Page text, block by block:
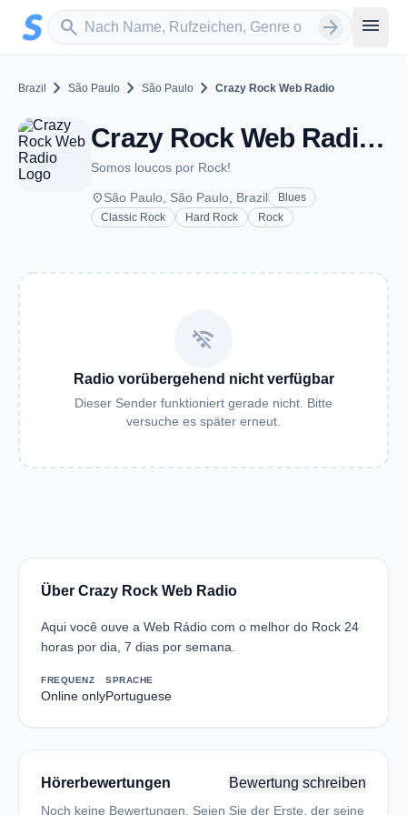
Zum Hauptinhalt springen
search
Sender suchen arrow_forward menu
Brazil chevron_right São Paulo chevron_right São Paulo chevron_right Crazy Rock Web Radio
Crazy Rock Web Radio - São Paulo
Somos loucos por Rock!
placeSão Paulo, São Paulo, Brazil
Blues
Classic Rock
Hard Rock Rock
wifi_off
Radio vorübergehend nicht verfügbar
Dieser Sender funktioniert gerade nicht. Bitte
versuche es später erneut.
Über Crazy Rock Web Radio
Aqui você ouve a Web Rádio com o melhor do Rock 24
horas por dia, 7 dias por semana.
FREQUENZ
Online only
SPRACHE
Portuguese
Hörerbewertungen Bewertung schreiben
Noch keine Bewertungen. Seien Sie der Erste, der seine